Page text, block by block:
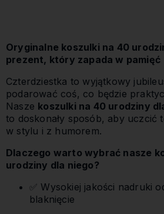
Oryginalne koszulki na 40
prezent, który zapada w pamięć
Czterdziestka to wyjątkowy
podarować coś, co będzie
Nasze koszulki na 40 urodziny
to doskonały sposób, aby uczcić
w stylu i z humorem.
Dlaczego warto wybrać nasze
urodziny dla niego?
✅ Wysokiej jakości nadruki
blaknięcie